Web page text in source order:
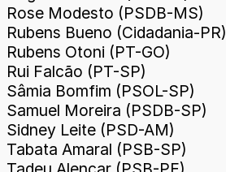
Rose Modesto (PSDB-MS)
Rubens Bueno (Cidadania-PR)
Rubens Otoni (PT-GO)
Rui Falcão (PT-SP)
Sâmia Bomfim (PSOL-SP)
Samuel Moreira (PSDB-SP)
Sidney Leite (PSD-AM)
Tabata Amaral (PSB-SP)